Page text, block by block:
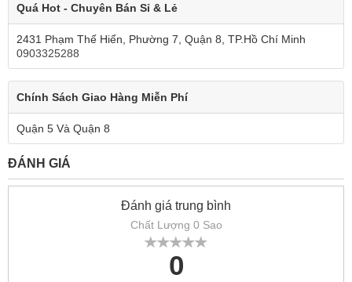
Quá Hot - Chuyên Bán Sỉ & Lẻ
2431 Phạm Thế Hiển, Phường 7, Quận 8, TP.Hồ Chí Minh
0903325288
Chính Sách Giao Hàng Miễn Phí
Quận 5 Và Quận 8
ĐÁNH GIÁ
Đánh giá trung bình
Chất Lượng 0 Sao
0